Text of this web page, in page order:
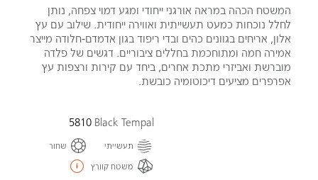
המשטח הכהה במראה אורגני ייחודי ומגע דמוי צפחה, נותן
לחלל נוכחות כמעט תעשייתית ואווירה ייחודית. שילוב עם עץ
אלון, אריחים בגוונים כהים ובדי ריפוד בגון אדמדם-חלודה מייצר
אמירה חמה ומתוחכמת בחללים ציבוריים. דגשים של פלדה
מוברשת ואביזרי מתכת אחרים, ביחד עם קירות ורצפות עץ
אפרפרים מציעים דיכוטומיה כובשת.
5810 Black Tempal
תעשייתי
שחור
משטח קוורץ